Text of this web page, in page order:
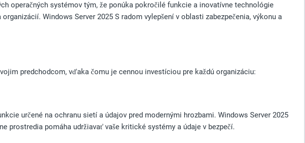
operačných systémov tým, že ponúka pokročilé funkcie a inovatívne technológie
Windows Server 2025 S radom vylepšení v oblasti zabezpečenia, výkonu a
predchodcom, vďaka čomu je cennou investíciou pre každú organizáciu:
určené na ochranu sietí a údajov pred modernými hrozbami. Windows Server 2025
prostredia pomáha udržiavať vaše kritické systémy a údaje v bezpečí.